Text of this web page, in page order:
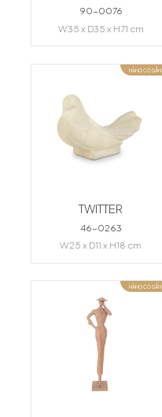
90-0076
W35 x D35 x H71 cm
HÀNG CÓ SẴN
TWITTER
46-0263
W25 x D11 x H18 cm
HÀNG CÓ SẴN